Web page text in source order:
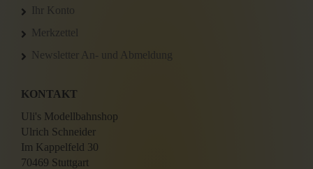
Ihr Konto
Merkzettel
Newsletter An- und Abmeldung
KONTAKT
Uli's Modellbahnshop
Ulrich Schneider
Im Kappelfeld 30
70469 Stuttgart